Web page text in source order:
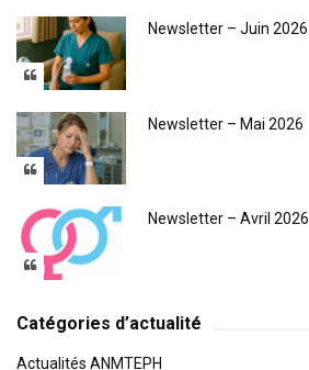
Newsletter – Juin 2026
Newsletter – Mai 2026
Newsletter – Avril 2026
Catégories d’actualité
Actualités ANMTEPH